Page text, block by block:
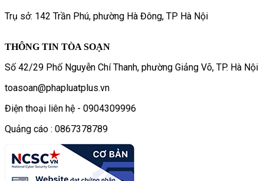
Trụ sở: 142 Trần Phú, phường Hà Đông, TP Hà Nội
THÔNG TIN TÒA SOẠN
Số 42/29 Phố Nguyễn Chí Thanh, phường Giảng Võ, TP. Hà Nội
toasoan@phapluatplus.vn
Điện thoại liên hệ - 0904309996
Quảng cáo : 0867378789